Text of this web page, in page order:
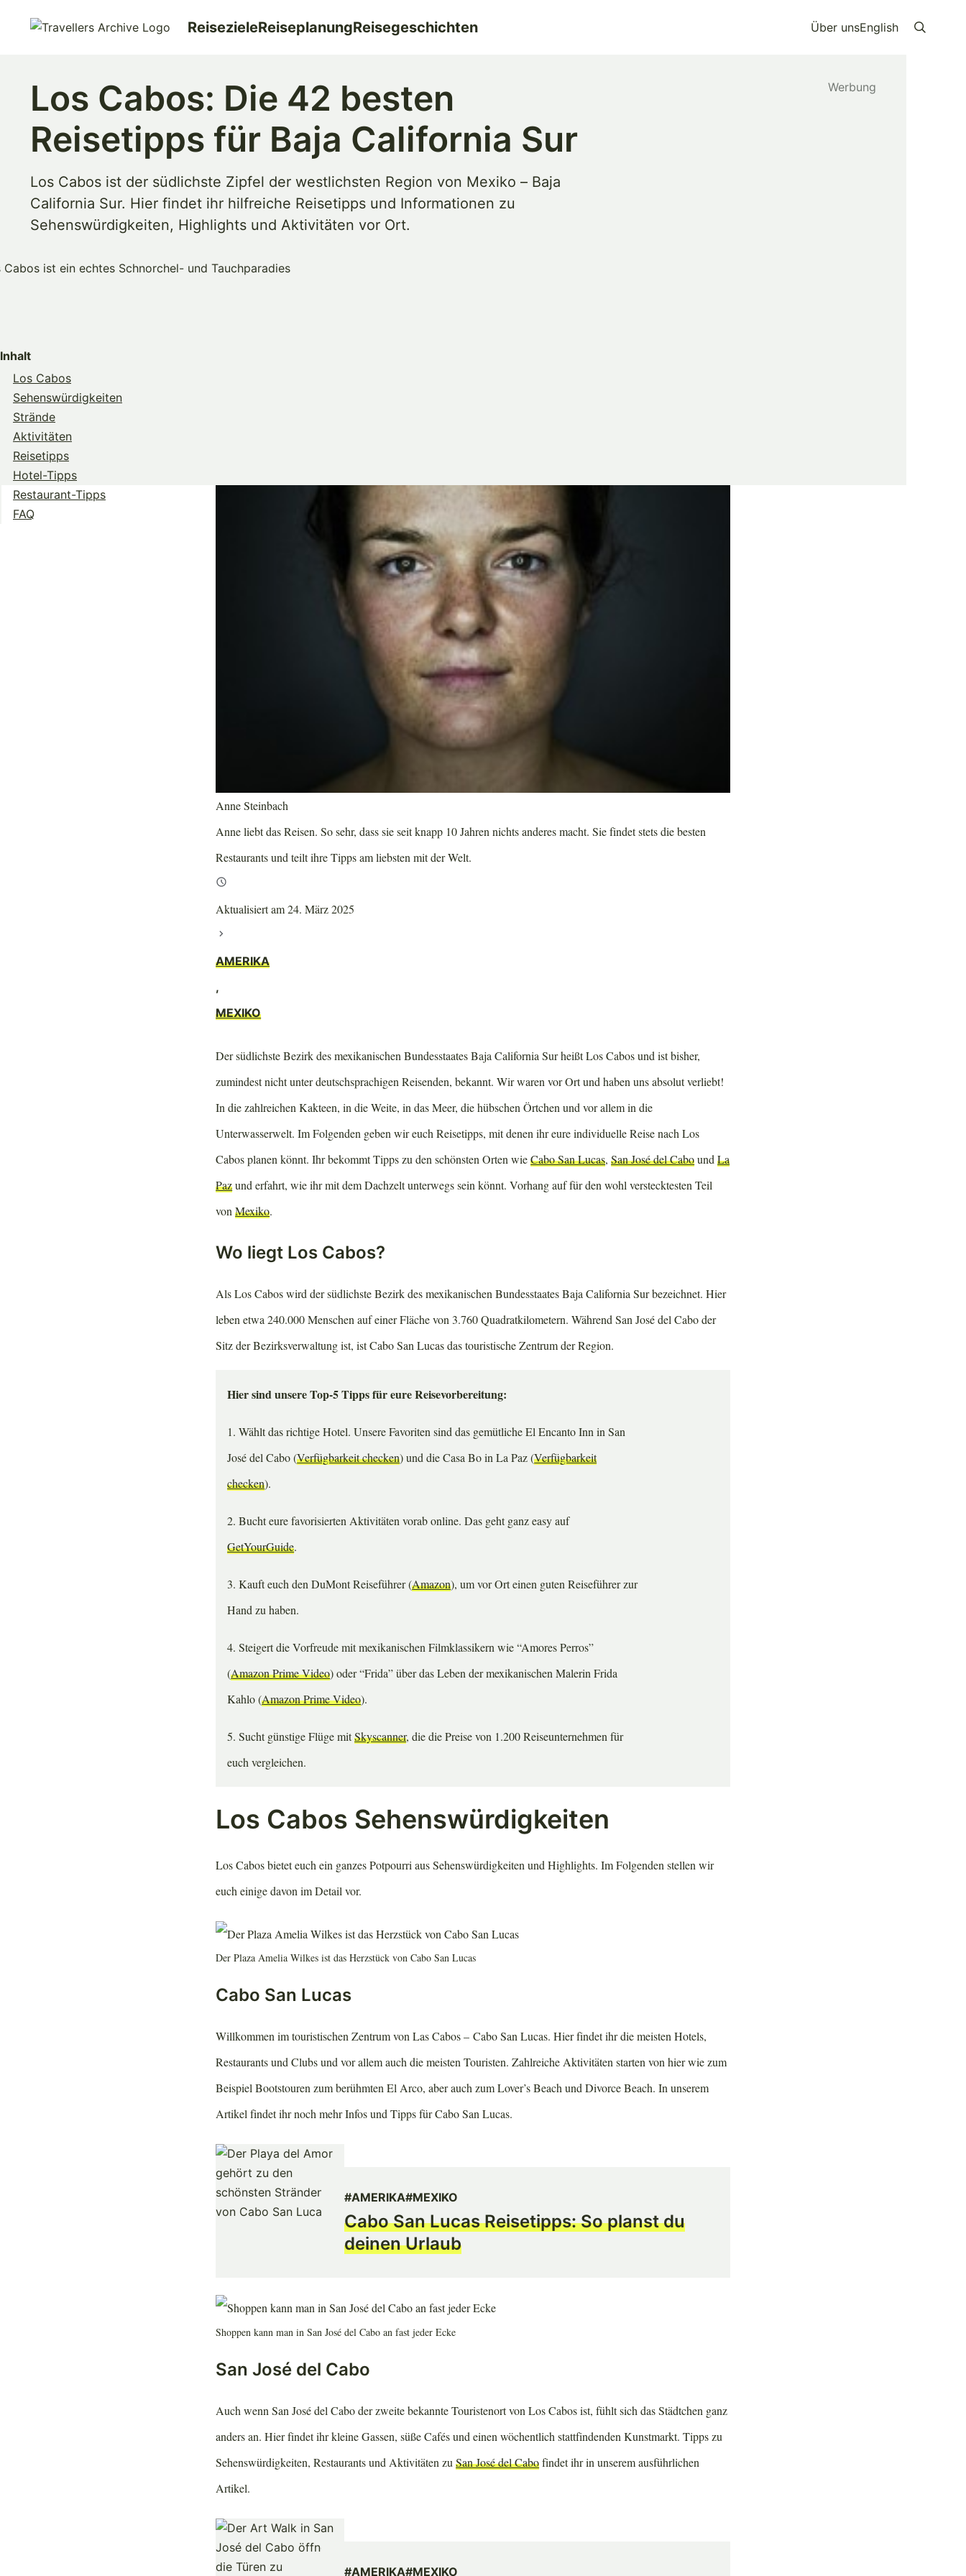
ReisezieleReiseplanungReisegeschichten Über unsEnglish Search
Los Cabos: Die 42 besten
Reisetipps für Baja California Sur
Los Cabos ist der südlichste Zipfel der westlichsten Region von Mexiko – Baja
California Sur. Hier findet ihr hilfreiche Reisetipps und Informationen zu
Sehenswürdigkeiten, Highlights und Aktivitäten vor Ort.
Twitter
Inhalt
Los Cabos
Sehenswürdigkeiten
Strände
Aktivitäten
Reisetipps
Hotel-Tipps
Restaurant-Tipps
FAQ
Anne Steinbach
Anne liebt das Reisen. So sehr, dass sie seit knapp 10 Jahren nichts anderes macht. Sie findet stets die besten
Restaurants und teilt ihre Tipps am liebsten mit der Welt.
Aktualisiert am 24. März 2025
AMERIKA
,
MEXIKO
Der südlichste Bezirk des mexikanischen Bundesstaates Baja California Sur heißt Los Cabos und ist bisher,
zumindest nicht unter deutschsprachigen Reisenden, bekannt. Wir waren vor Ort und haben uns absolut verliebt!
In die zahlreichen Kakteen, in die Weite, in das Meer, die hübschen Örtchen und vor allem in die
Unterwasserwelt. Im Folgenden geben wir euch Reisetipps, mit denen ihr eure individuelle Reise nach Los
Cabos planen könnt. Ihr bekommt Tipps zu den schönsten Orten wieCabo San Lucas,San José del CaboundLa
Pazund erfahrt, wie ihr mit dem Dachzelt unterwegs sein könnt. Vorhang auf für den wohl verstecktesten Teil
vonMexiko.
Wo liegt Los Cabos?
Als Los Cabos wird der südlichste Bezirk des mexikanischen Bundesstaates Baja California Sur bezeichnet. Hier
leben etwa 240.000 Menschen auf einer Fläche von 3.760 Quadratkilometern. Während San José del Cabo der
Sitz der Bezirksverwaltung ist, ist Cabo San Lucas das touristische Zentrum der Region.
Hier sind unsere Top-5 Tipps für eure Reisevorbereitung:
1. Wählt das richtige Hotel. Unsere Favoriten sind das gemütliche El Encanto Inn in San
José del Cabo (Verfügbarkeit checken) und die Casa Bo in La Paz (Verfügbarkeit
checken).
2. Bucht eure favorisierten Aktivitäten vorab online. Das geht ganz easy auf
GetYourGuide.
3. Kauft euch den DuMont Reiseführer (Amazon), um vor Ort einen guten Reiseführer zur
Hand zu haben.
4. Steigert die Vorfreude mit mexikanischen Filmklassikern wie “Amores Perros”
(Amazon Prime Video) oder “Frida” über das Leben der mexikanischen Malerin Frida
Kahlo (Amazon Prime Video).
5. Sucht günstige Flüge mitSkyscanner, die die Preise von 1.200 Reiseunternehmen für
euch vergleichen.
Los Cabos Sehenswürdigkeiten
Los Cabos bietet euch ein ganzes Potpourri aus Sehenswürdigkeiten und Highlights. Im Folgenden stellen wir
euch einige davon im Detail vor.
Der Plaza Amelia Wilkes ist das Herzstück von Cabo San Lucas
Cabo San Lucas
Willkommen im touristischen Zentrum von Las Cabos – Cabo San Lucas. Hier findet ihr die meisten Hotels,
Restaurants und Clubs und vor allem auch die meisten Touristen. Zahlreiche Aktivitäten starten von hier wie zum
Beispiel Bootstouren zum berühmten El Arco, aber auch zum Lover’s Beach und Divorce Beach. In unserem
Artikel findet ihr noch mehr Infos und Tipps für Cabo San Lucas.
#AMERIKA#MEXIKO
Cabo San Lucas Reisetipps: So planst du
deinen Urlaub
Shoppen kann man in San José del Cabo an fast jeder Ecke
San José del Cabo
Auch wenn San José del Cabo der zweite bekannte Touristenort von Los Cabos ist, fühlt sich das Städtchen ganz
anders an. Hier findet ihr kleine Gassen, süße Cafés und einen wöchentlich stattfindenden Kunstmarkt. Tipps zu
Sehenswürdigkeiten, Restaurants und Aktivitäten zuSan José del Cabofindet ihr in unserem ausführlichen
Artikel.
#AMERIKA#MEXIKO